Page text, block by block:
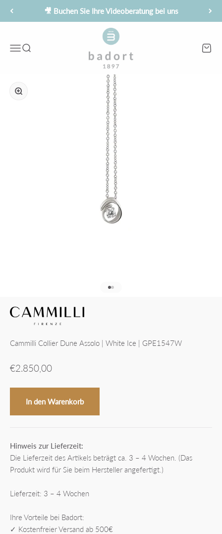
Zum Inhalt springen
🎥 Buchen Sie Ihre Videoberatung bei uns
MenüSuche
Juwelier Badort
Bild vergrößern
Cammilli Collier Dune Assolo | White Ice | GPE1547W
Angebot
€2.850,00
In den Warenkorb
Hinweis zur Lieferzeit:
Die Lieferzeit des Artikels beträgt ca. 3 – 4 Wochen. (Das
Produkt wird für Sie beim Hersteller angefertigt.)
Lieferzeit: 3 – 4 Wochen
Ihre Vorteile bei Badort:
✓ Kostenfreier Versand ab 500€